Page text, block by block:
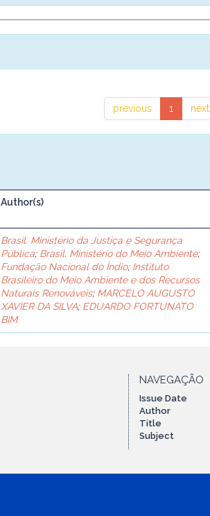
previous 1 next
Author(s)
Brasil. Ministério da Justiça e Segurança
Pública; Brasil. Ministério do Meio Ambiente;
Fundação Nacional do Índio; Instituto
Brasileiro do Meio Ambiente e dos Recursos
Naturais Renováveis; MARCELO AUGUSTO
XAVIER DA SILVA; EDUARDO FORTUNATO
BIM
NAVEGAÇÃO
Issue Date
Author
Title
Subject